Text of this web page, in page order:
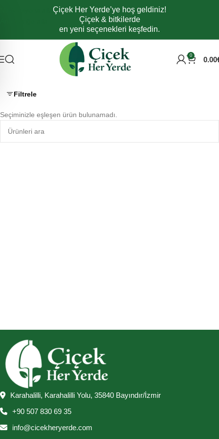
Navigasyona atlaÇiçek Her Yerde’ye hoş geldiniz!
Çiçek & bitkilerde
en yeni seçenekleri keşfedin.
0 0.00
Filtrele
Seçiminizle eşleşen ürün bulunamadı.
Karahalilli, Karahalilli Yolu, 35840 Bayındır/İzmir
+90 507 830 69 35
info@cicekheryerde.com